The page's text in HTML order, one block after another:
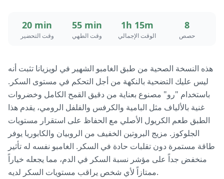
20 min
وقت التحضير
55 min
وقت الطهي
1h 15m
الوقت الإجمالي
8
حصص
هذه النسخة الصحية من طبق الغامبو الشهير في لويزيانا تثبت أنه
ليس عليك التضحية بالنكهة من أجل التحكم في مستوى السكر.
باستخدام "رو" مصنوع بعناية من دقيق القمح الكامل وخضروات
غنية بالألياف مثل البامية والكرفس والفلفل الرومي، يقدم هذا
الطبق طعم الكريول الأصلي مع الحفاظ على استقرار مستويات
الجلوكوز. مزيج البروتين الخفيف من الروبيان والكابوريا يوفر
طاقة مستمرة دون تقلبات حادة في السكر. الغامبو نفسه له تأثير
منخفض جداً على مؤشر نسبة السكر في الدم، مما يجعله خياراً
ممتازاً لأي شخص يراقب مستويات السكر لديه.